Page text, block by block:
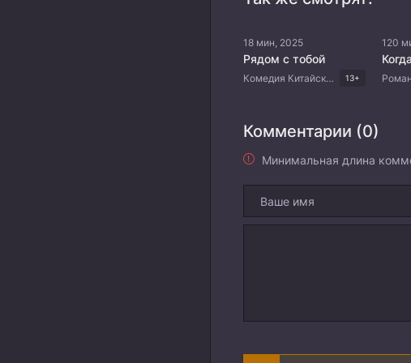
18 мин, 2025
Рядом с тобой
Комедия Китайские дорамы Дорамы 2025 13+
120
Комментарии (0)
Минимальная длина